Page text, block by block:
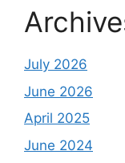
July 2026
June 2026
April 2025
June 2024